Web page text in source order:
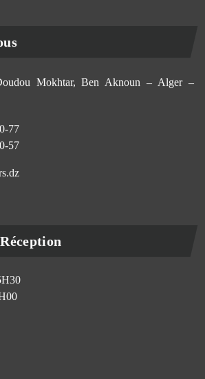
Mokhtar, Ben Aknoun – Alger –
77
57